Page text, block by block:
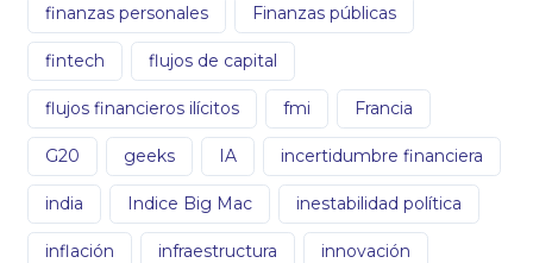
finanzas personales Finanzas públicas
fintech flujos de capital
flujos financieros ilícitos fmi Francia
G20 geeks IA incertidumbre financiera
india Indice Big Mac inestabilidad política
inflación infraestructura innovación